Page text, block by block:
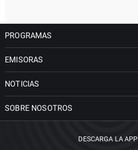
PROGRAMAS
EMISORAS
NOTICIAS
SOBRE NOSOTROS
DESCARGA LA APP